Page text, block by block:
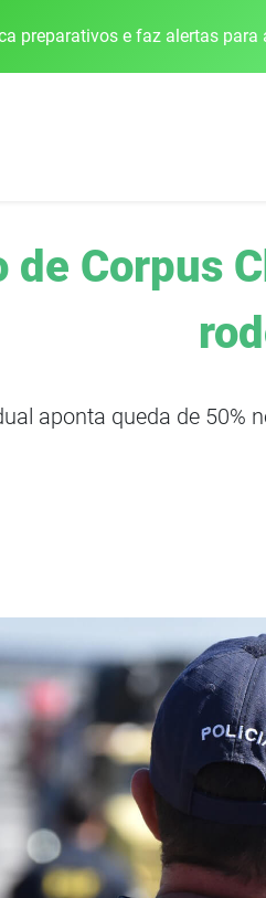
de Corpus
aponta queda de 50%